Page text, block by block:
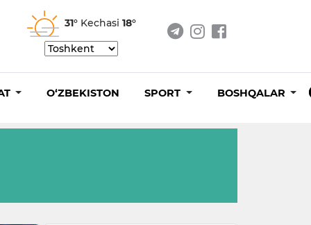
31° Kechasi 18°
O‘ZBEKISTON SPORT BOSHQALAR